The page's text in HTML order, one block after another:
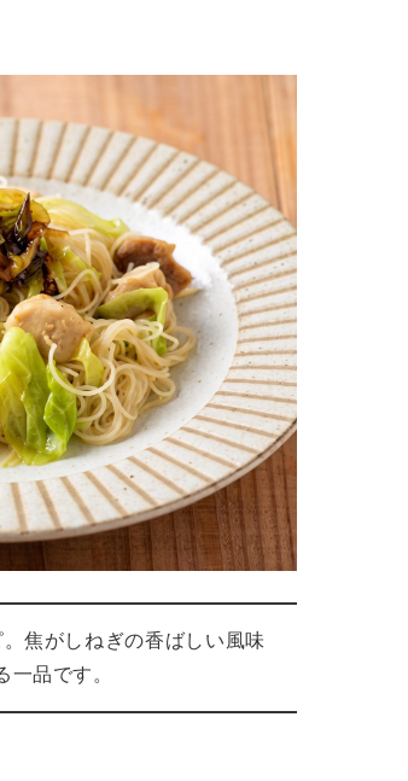
焦がしねぎの香ばしい風味
品です。